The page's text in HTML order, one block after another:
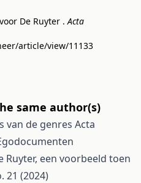
De Ruyter .Acta
article/view/11133
same author(s)
van de genres Acta
Ruyter, een voorbeeld toen
21 (2024)